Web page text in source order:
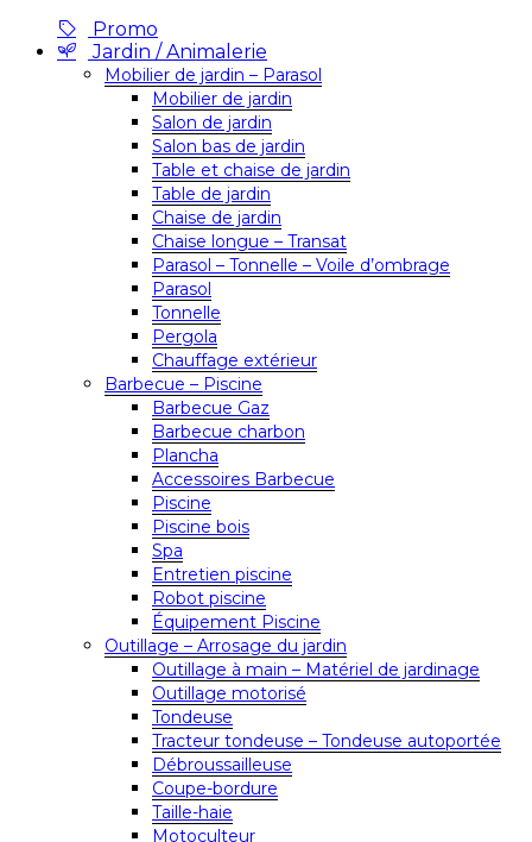
Promo
Jardin / Animalerie
Mobilier de jardin – Parasol
Mobilier de jardin
Salon de jardin
Salon bas de jardin
Table et chaise de jardin
Table de jardin
Chaise de jardin
Chaise longue – Transat
Parasol – Tonnelle – Voile d’ombrage
Parasol
Tonnelle
Pergola
Chauffage extérieur
Barbecue – Piscine
Barbecue Gaz
Barbecue charbon
Plancha
Accessoires Barbecue
Piscine
Piscine bois
Spa
Entretien piscine
Robot piscine
Équipement Piscine
Outillage – Arrosage du jardin
Outillage à main – Matériel de jardinage
Outillage motorisé
Tondeuse
Tracteur tondeuse – Tondeuse autoportée
Débroussailleuse
Coupe-bordure
Taille-haie
Motoculteur